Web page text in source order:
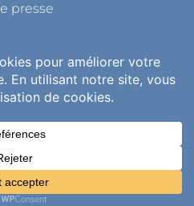
presse
DE CONFIDENTIALITÉ